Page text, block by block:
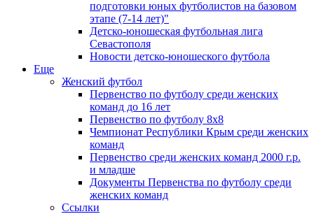
подготовки юных футболистов на базовом
этапе (7-14 лет)"
Детско-юношеская футбольная лига
Севастополя
Новости детско-юношеского футбола
Еще
Женский футбол
Первенство по футболу среди женских
команд до 16 лет
Первенство по футболу 8х8
Чемпионат Республики Крым среди женских
команд
Первенство среди женских команд 2000 г.р.
и младше
Документы Первенства по футболу среди
женских команд
Ссылки